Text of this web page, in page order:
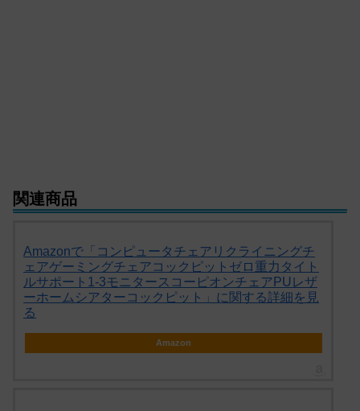
関連商品
Amazonで「コンピュータチェアリクライニングチ
ェアゲーミングチェアコックピットゼロ重力タイト
ルサポート1-3モニタースコーピオンチェアPUレザ
ーホームシアターコックピット」に関する詳細を見
る
Amazon